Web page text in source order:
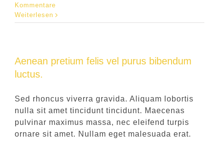
Kommentare
Weiterlesen
Aenean pretium felis vel purus bibendum
luctus.
Sed rhoncus viverra gravida. Aliquam lobortis
nulla sit amet tincidunt tincidunt. Maecenas
pulvinar maximus massa, nec eleifend turpis
ornare sit amet. Nullam eget malesuada erat.